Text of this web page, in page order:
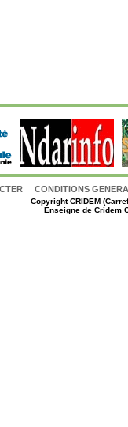
CONDITIONS
CopyrightCRIDEM
Enseigne de Cridem